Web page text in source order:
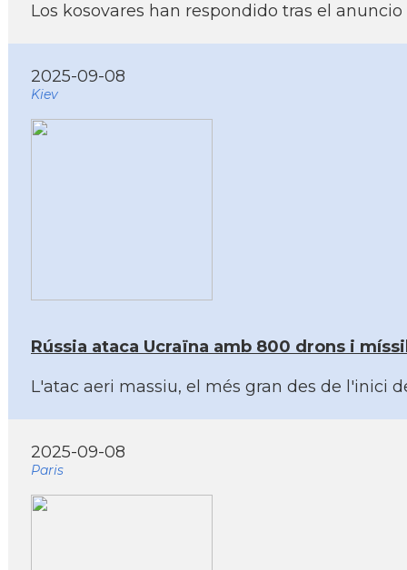
Los kosovares han respondido tras el
2025-09-08
Kiev
Rússia ataca Ucraïna amb 800 drons i
L'atac aeri massiu, el més gran des de l'inici
2025-09-08
Paris